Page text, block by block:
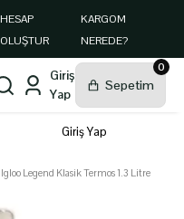
HESAP
OLUŞTUR
KARGOM
NEREDE?
0
Giriş Yap
Igloo Legend Klasik Termos 1.3 Litre